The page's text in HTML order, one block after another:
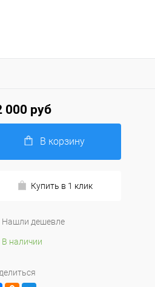
000 руб
В корзину
Купить в 1 клик
Нашли дешевле
В наличии